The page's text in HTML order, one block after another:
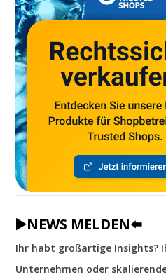
▶️NEWS MELDEN⬅️
Ihr habt großartige Insights?
Unternehmen oder